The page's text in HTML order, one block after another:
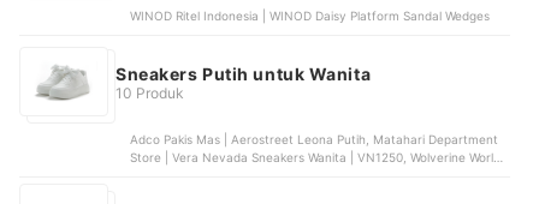
WINOD Ritel Indonesia | WINOD Daisy Platform Sandal Wedges
Sneakers Putih untuk Wanita
10 Produk
Adco Pakis Mas | Aerostreet Leona Putih, Matahari Department
Store | Vera Nevada Sneakers Wanita | VN1250, Wolverine World